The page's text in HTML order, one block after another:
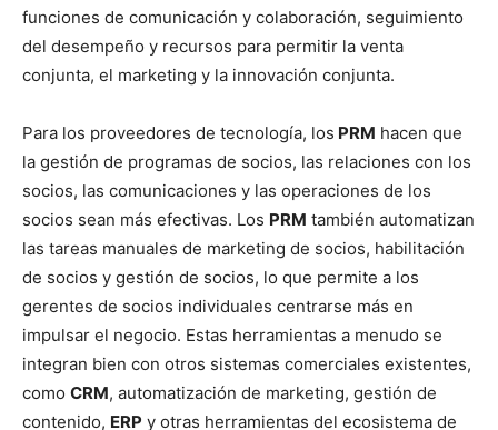
funciones de comunicación y colaboración, seguimiento
del desempeño y recursos para permitir la venta
conjunta, el marketing y la innovación conjunta.
Para los proveedores de tecnología, los PRM hacen que
la gestión de programas de socios, las relaciones con los
socios, las comunicaciones y las operaciones de los
socios sean más efectivas. Los PRM también automatizan
las tareas manuales de marketing de socios, habilitación
de socios y gestión de socios, lo que permite a los
gerentes de socios individuales centrarse más en
impulsar el negocio. Estas herramientas a menudo se
integran bien con otros sistemas comerciales existentes,
como CRM, automatización de marketing, gestión de
contenido, ERP y otras herramientas del ecosistema de